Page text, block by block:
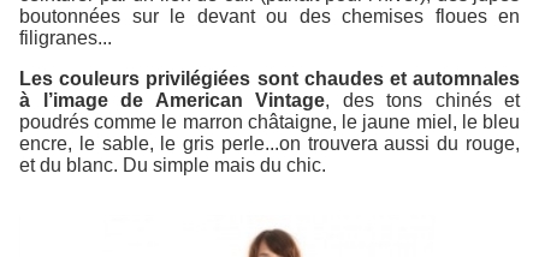
boutonnées sur le devant ou des chemises floues en
filigranes...
Les couleurs privilégiées sont chaudes et automnales
à l’image de American Vintage, des tons chinés et
poudrés comme le marron châtaigne, le jaune miel, le bleu
encre, le sable, le gris perle...on trouvera aussi du rouge,
et du blanc. Du simple mais du chic.